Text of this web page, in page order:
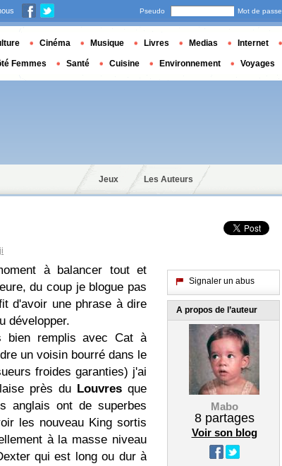
Jeux Les Auteurs
à balancer tout et
du coup je blogue pas
d'avoir une phrase à dire
développer.
bien remplis avec Cat à
un voisin bourré dans le
froides garanties) j'ai
près du Louvres que
anglais ont de superbes
les nouveau King sortis
à la masse niveau
qui est long ou dur à
Signaler un abus
A propos de l’auteur
Mabo
8partages
Voir son blog
Pseudo Mot de passe
Cinéma Musique Livres Medias Internet
Femmes Santé Cuisine Environnement Voyages